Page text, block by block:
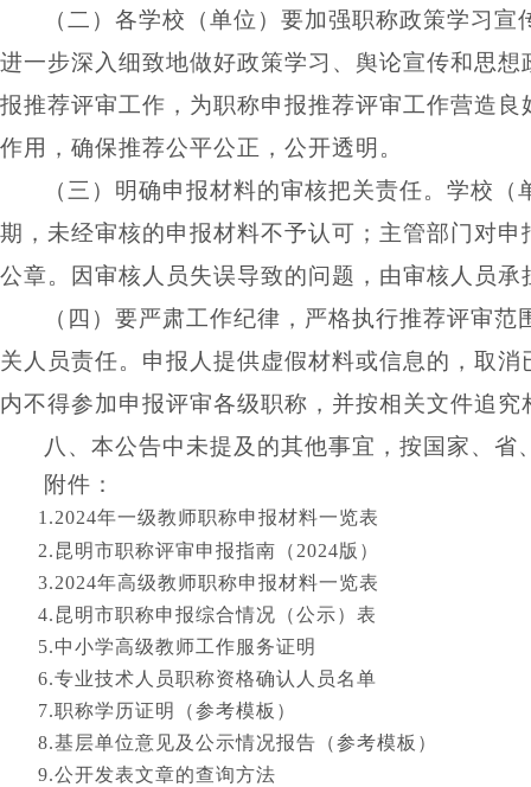
（二）各学校（单位）要加强职称政策学习
进一步深入细致地做好政策学习、舆论宣传和思
报推荐评审工作，为职称申报推荐评审工作营造
作用，确保推荐公平公正，公开透明。
（三）明确申报材料的审核把关责任。学校
期，未经审核的申报材料不予认可；主管部门对
公章。因审核人员失误导致的问题，由审核人员
（四）要严肃工作纪律，严格执行推荐评审
关人员责任。申报人提供虚假材料或信息的，取
内不得参加申报评审各级职称 ，并按相关文件追
八、本公告中未提及的其他事宜，按国家、
附件：
1.2024年一级教师职称申报材料一览表
2.昆明市职称评审申报指南（2024版）
3.2024年高级教师职称申报材料一览表
4.昆明市职称申报综合情况（公示）表
5.中小学高级教师工作服务证明
6.专业技术人员职称资格确认人员名单
7.职称学历证明（参考模板）
8.基层单位意见及公示情况报告（参考模板）
9.公开发表文章的查询方法